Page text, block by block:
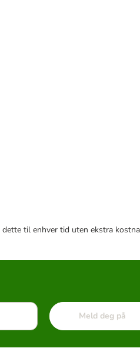
til enhver tid uten ekstra
Meld deg på